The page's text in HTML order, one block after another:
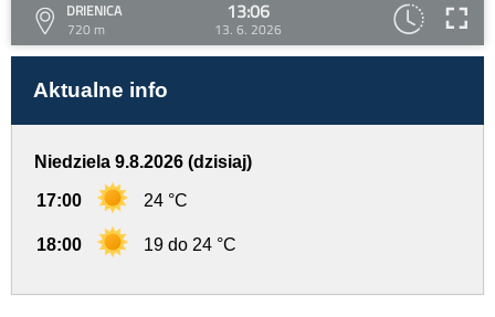
DRIENICA
720 m
13:06
13. 6. 2026
Aktualne info
Niedziela 9.8.2026 (dzisiaj)
17:00 24 °C
18:00 19 do 24 °C